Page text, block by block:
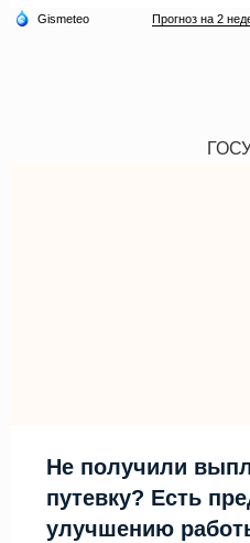
Не получили
путевку? Есть
улучшению